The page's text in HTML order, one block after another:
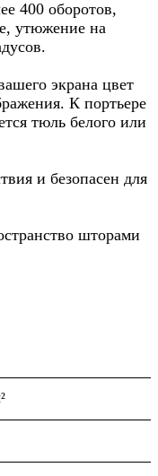
400 оборотов,
утюжение на
экрана цвет
К портьере
тюль белого или
и безопасен для
шторами